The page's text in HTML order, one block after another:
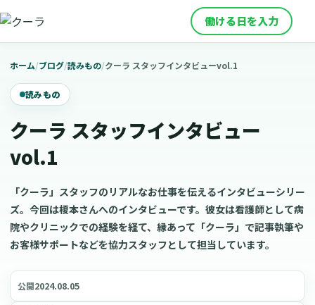
働ける日を入力
ホーム/ブログ/読みもの/クーラ スタッフインタビューvol.1
読みもの
クーラ スタッフインタビュー
vol.1
「クーラ」スタッフのリアルなお仕事を伝えるインタビューシリー
ズ。今回は榎本さんへのインタビューです。彼女は看護師として病
院やクリニックでの経験を経て、縁あって「クーラ」で記事執筆や
お客様サポートなどを協力スタッフとして担当しています。
公開2024.08.05